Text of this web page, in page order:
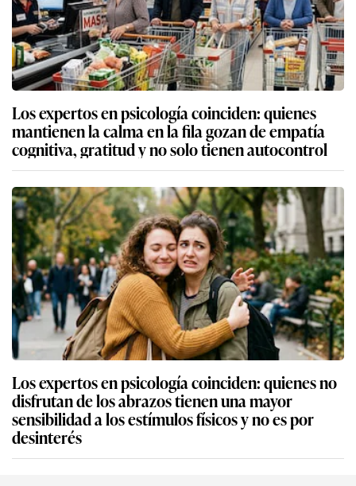
Los expertos en psicología coinciden: quienes
mantienen la calma en la fila gozan de empatía
cognitiva, gratitud y no solo tienen autocontrol
Los expertos en psicología coinciden: quienes no
disfrutan de los abrazos tienen una mayor
sensibilidad a los estímulos físicos y no es por
desinterés